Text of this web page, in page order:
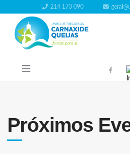
214 173 090
Próximos